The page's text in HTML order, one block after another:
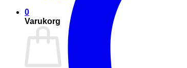
0
Varukorg